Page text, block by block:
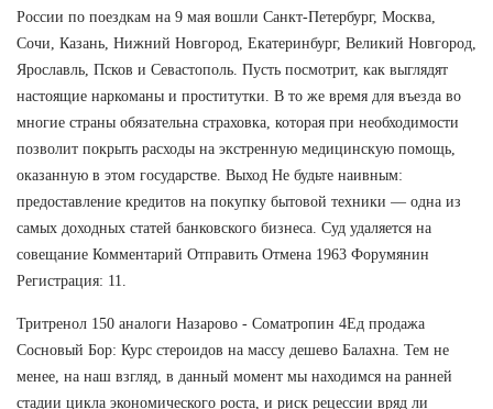
России по поездкам на 9 мая вошли Санкт-Петербург, Москва,
Сочи, Казань, Нижний Новгород, Екатеринбург, Великий Новгород,
Ярославль, Псков и Севастополь. Пусть посмотрит, как выглядят
настоящие наркоманы и проститутки. В то же время для въезда во
многие страны обязательна страховка, которая при необходимости
позволит покрыть расходы на экстренную медицинскую помощь,
оказанную в этом государстве. Выход Не будьте наивным:
предоставление кредитов на покупку бытовой техники — одна из
самых доходных статей банковского бизнеса. Суд удаляется на
совещание Комментарий Отправить Отмена 1963 Форумянин
Регистрация: 11.
Тритренол 150 аналоги Назарово - Cоматропин 4Ед продажа
Сосновый Бор: Курс стероидов на массу дешево Балахна. Тем не
менее, на наш взгляд, в данный момент мы находимся на ранней
стадии цикла экономического роста, и риск рецессии вряд ли